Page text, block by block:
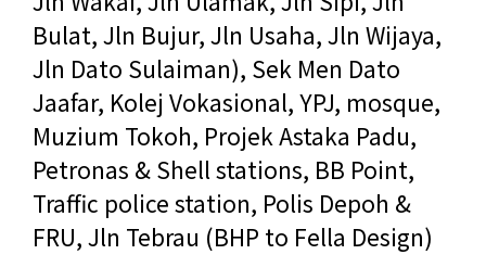
Bulat, Jln Bujur, Jln Usaha, Jln Wijaya,
Jln Dato Sulaiman), Sek Men Dato
Jaafar, Kolej Vokasional, YPJ, mosque,
Muzium Tokoh, Projek Astaka Padu,
Petronas & Shell stations, BB Point,
Traffic police station, Polis Depoh &
FRU, Jln Tebrau (BHP to Fella Design)